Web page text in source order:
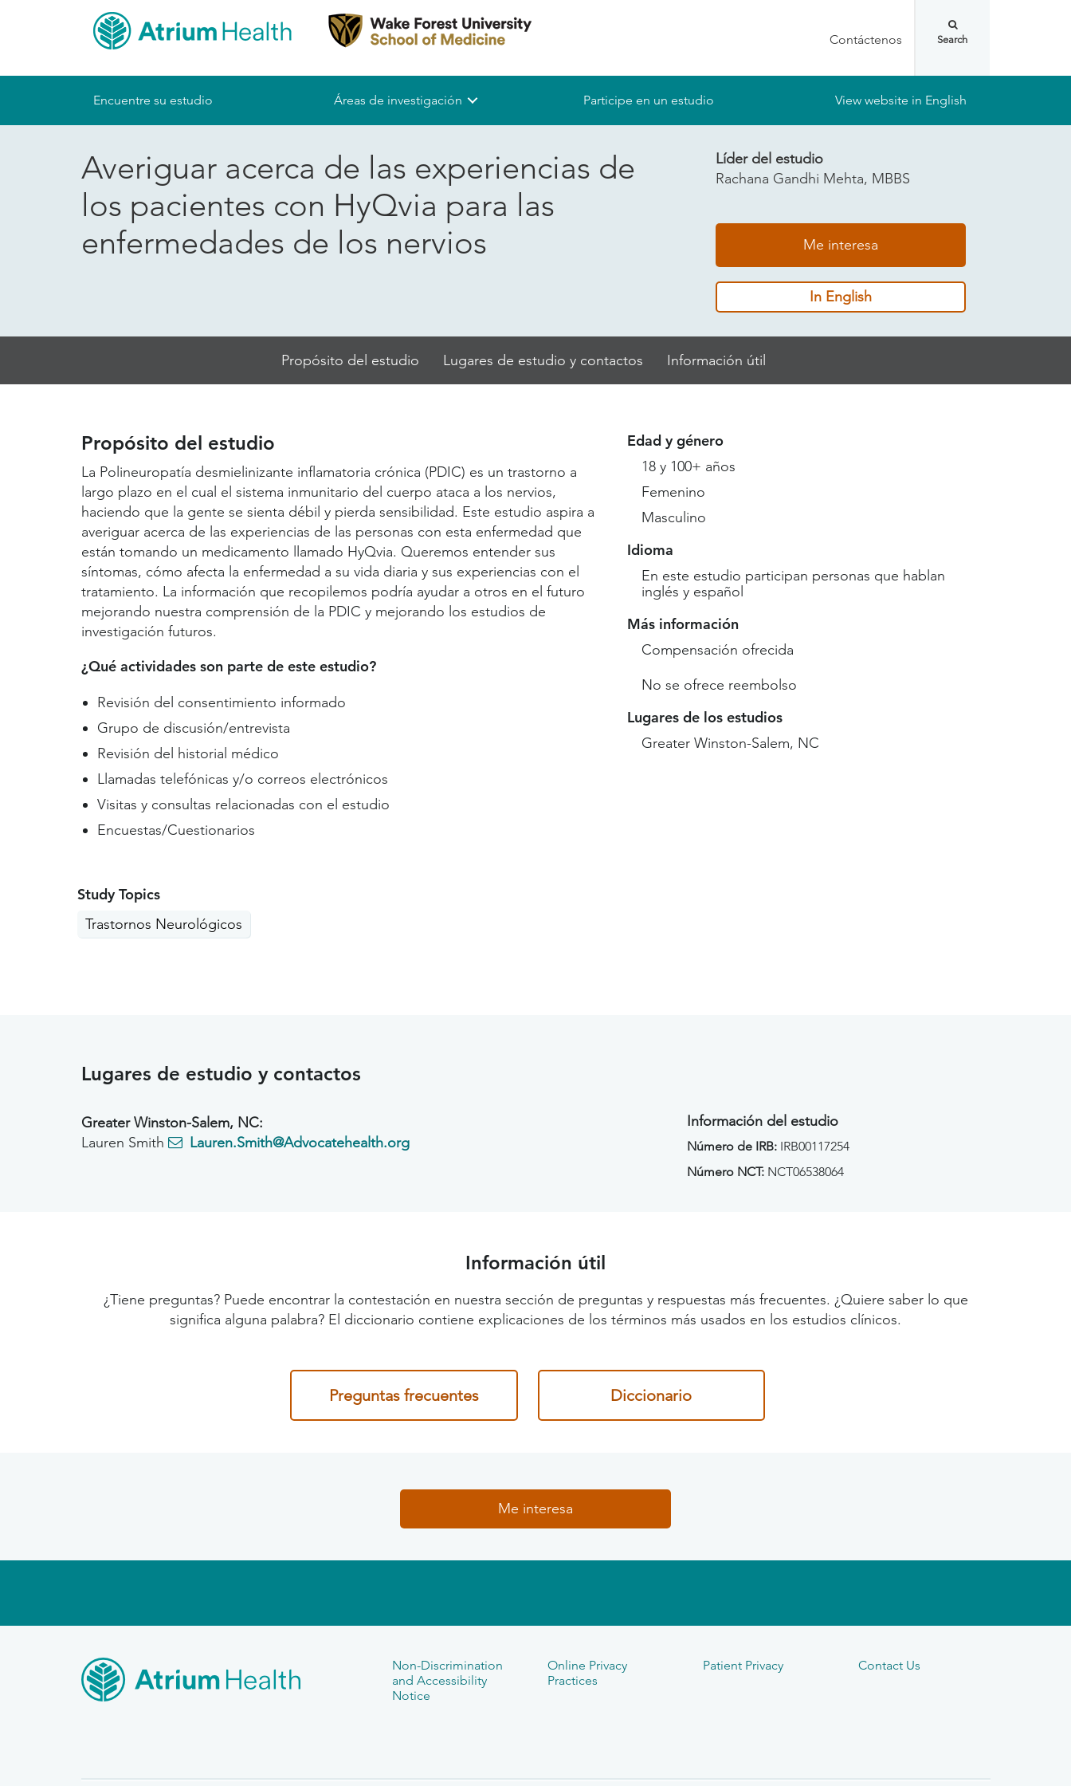
Contáctenos
Encuentre su estudio Áreas de investigación Participe en un estudio View website in English
Averiguar acerca de las experiencias de
los pacientes con HyQvia para las
enfermedades de los nervios
Líder del estudio
Rachana Gandhi Mehta, MBBS
Me interesa
In English
Links
Propósito del estudio Lugares de estudio y contactos Información útil
Propósito del estudio
La Polineuropatía desmielinizante inflamatoria crónica (PDIC) es un trastorno a
largo plazo en el cual el sistema inmunitario del cuerpo ataca a los nervios,
haciendo que la gente se sienta débil y pierda sensibilidad. Este estudio aspira a
averiguar acerca de las experiencias de las personas con esta enfermedad que
están tomando un medicamento llamado HyQvia. Queremos entender sus
síntomas, cómo afecta la enfermedad a su vida diaria y sus experiencias con el
tratamiento. La información que recopilemos podría ayudar a otros en el futuro
mejorando nuestra comprensión de la PDIC y mejorando los estudios de
investigación futuros.
¿Qué actividades son parte de este estudio?
Revisión del consentimiento informado
Grupo de discusión/entrevista
Revisión del historial médico
Llamadas telefónicas y/o correos electrónicos
Visitas y consultas relacionadas con el estudio
Encuestas/Cuestionarios
Edad y género
18 y 100+ años
Femenino
Masculino
Idioma
En este estudio participan personas que hablan
inglés y español
Más información
Compensación ofrecida
No se ofrece reembolso
Lugares de los estudios
Greater Winston-Salem, NC
Study Topics
Trastornos Neurológicos
Lugares de estudio y contactos
Greater Winston-Salem, NC:
Lauren Smith
Lauren.Smith@Advocatehealth.org
Información del estudio
Número de IRB: IRB00117254
Número NCT: NCT06538064
Información útil
¿Tiene preguntas? Puede encontrar la contestación en nuestra sección de preguntas y respuestas más frecuentes. ¿Quiere saber lo que
significa alguna palabra? El diccionario contiene explicaciones de los términos más usados en los estudios clínicos.
Preguntas frecuentes Diccionario
Me interesa
Non-Discrimination
and Accessibility
Notice
Online Privacy
Practices
Patient Privacy Contact Us